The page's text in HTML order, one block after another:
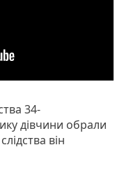
34-
дівчини обрали
він